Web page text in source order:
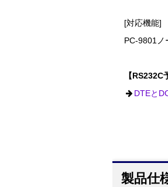
[対応機能]
PC-9801ノ
【RS232C
DTEと
製品仕